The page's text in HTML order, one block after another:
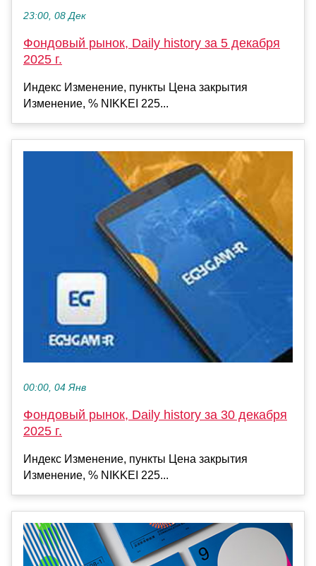
23:00, 08 Дек
Фондовый рынок, Daily history за 5 декабря
2025 г.
Индекс Изменение, пункты Цена закрытия
Изменение, % NIKKEI 225...
00:00, 04 Янв
Фондовый рынок, Daily history за 30 декабря
2025 г.
Индекс Изменение, пункты Цена закрытия
Изменение, % NIKKEI 225...